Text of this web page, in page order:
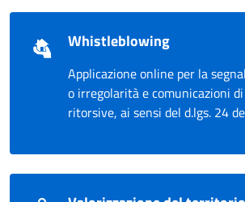
Whistleblowing
Applicazione online per la
o irregolarità e comunicazioni
ritorsive, ai sensi del d.lgs. 24